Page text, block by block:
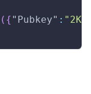
( { "Pubkey" :